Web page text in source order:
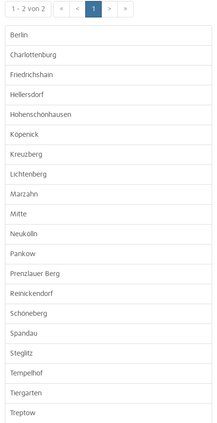
1 - 2 von 2 « < 1 > »
Berlin
Charlottenburg
Friedrichshain
Hellersdorf
Hohenschönhausen
Köpenick
Kreuzberg
Lichtenberg
Marzahn
Mitte
Neukölln
Pankow
Prenzlauer Berg
Reinickendorf
Schöneberg
Spandau
Steglitz
Tempelhof
Tiergarten
Treptow